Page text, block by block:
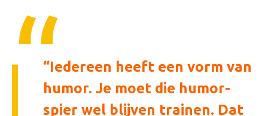
Iedereen heeft een vorm van
humor. Je moet die humor-
spier wel blijven trainen. Dat